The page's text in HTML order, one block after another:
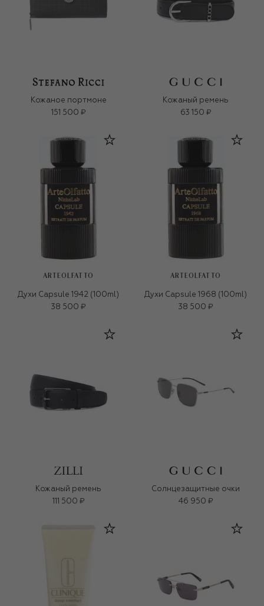
Кожаное портмоне
151 500 ₽
Кожаный ремень
63 150 ₽
ARTEOLFATTO
Духи Capsule 1942 (100ml)
38 500 ₽
ARTEOLFATTO
Духи Capsule 1968 (100ml)
38 500 ₽
Кожаный ремень
111 500 ₽
Солнцезащитные очки
46 950 ₽